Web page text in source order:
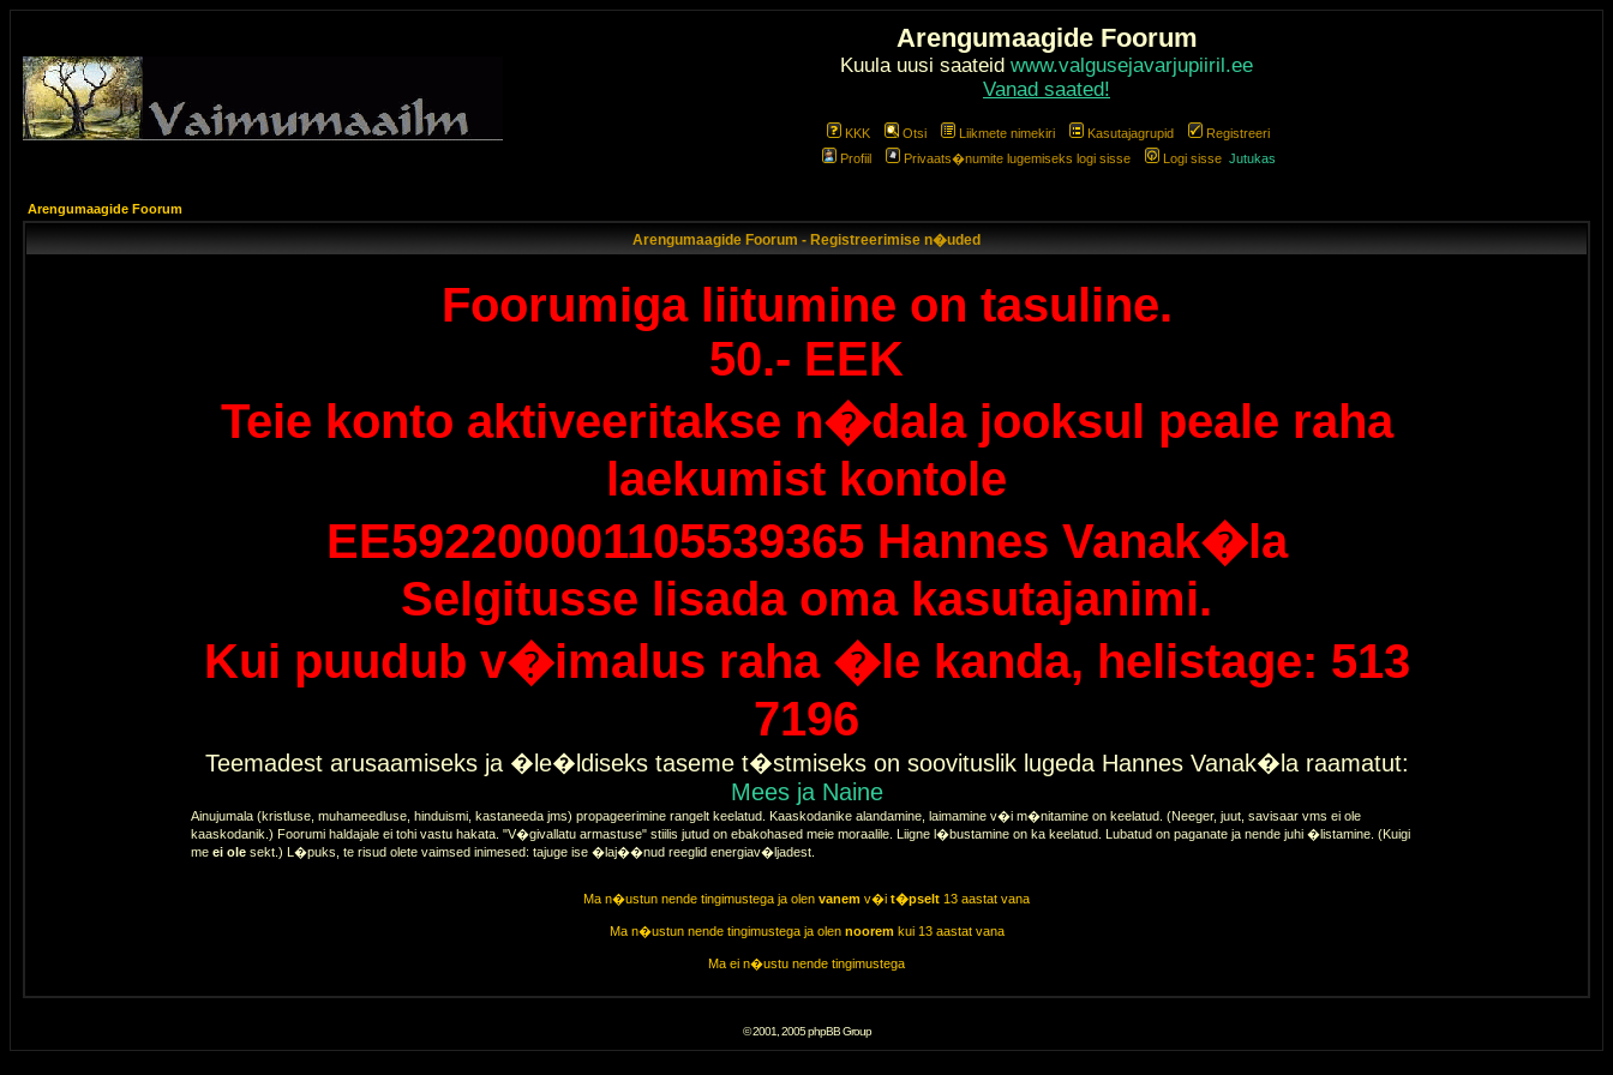
Arengumaagide Foorum
Kuula uusi saateid www.valgusejavarjupiiril.ee
Vanad saated!
KKK Otsi Liikmete nimekiri Kasutajagrupid
Registreeri
Profiil
Privaats�numite lugemiseks logi sisse Logi sisse Jutukas
Arengumaagide Foorum
Arengumaagide Foorum - Registreerimise n�uded
Foorumiga liitumine on tasuline.
50.- EEK
Teie konto aktiveeritakse n�dala jooksul peale raha
laekumist kontole
EE592200001105539365 Hannes Vanak�la
Selgitusse lisada oma kasutajanimi.
Kui puudub v�imalus raha �le kanda, helistage: 513
7196
Teemadest arusaamiseks ja �le�ldiseks taseme t�stmiseks on soovituslik lugeda Hannes Vanak�la raamatut:
Mees ja Naine
Ainujumala (kristluse, muhameedluse, hinduismi, kastaneeda jms) propageerimine rangelt keelatud. Kaaskodanike alandamine, laimamine v�i m�nitamine on keelatud. (Neeger, juut, savisaar vms ei ole
kaaskodanik.) Foorumi haldajale ei tohi vastu hakata. "V�givallatu armastuse" stiilis jutud on ebakohased meie moraalile. Liigne l�bustamine on ka keelatud. Lubatud on paganate ja nende juhi �listamine. (Kuigi
me ei olesekt.) L�puks, te risud olete vaimsed inimesed: tajuge ise �laj��nud reeglid energiav�ljadest.
Ma n�ustun nende tingimustega ja olen vanem v�i t�pselt 13 aastat vana
Ma n�ustun nende tingimustega ja olen nooremkui 13 aastat vana
Ma ei n�ustu nende tingimustega
© 2001, 2005 phpBB Group